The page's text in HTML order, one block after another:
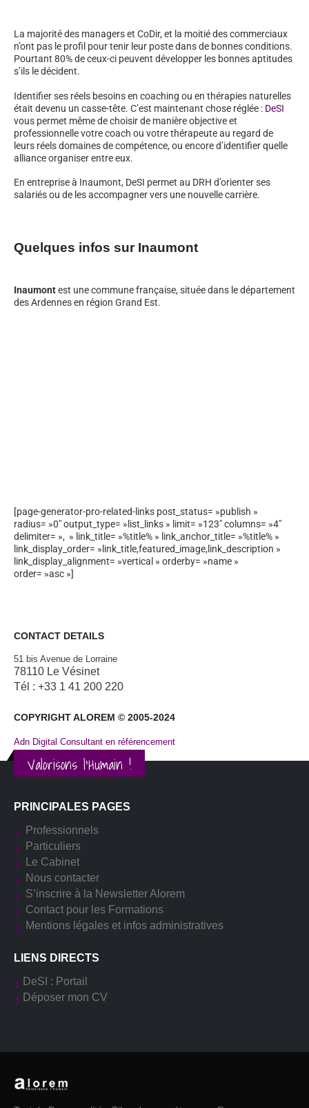
La majorité des managers et CoDir, et la moitié des commerciaux
n’ont pas le profil pour tenir leur poste dans de bonnes conditions.
Pourtant 80% de ceux-ci peuvent développer les bonnes aptitudes
s’ils le décident.
Identifier ses réels besoins en coaching ou en thérapies naturelles
était devenu un casse-tête. C’est maintenant chose réglée : DeSI
vous permet même de choisir de manière objective et
professionnelle votre coach ou votre thérapeute au regard de
leurs réels domaines de compétence, ou encore d’identifier quelle
alliance organiser entre eux.
En entreprise à Inaumont, DeSI permet au DRH d’orienter ses
salariés ou de les accompagner vers une nouvelle carrière.
Quelques infos sur Inaumont
Inaumontest une commune française, située dans le département
des Ardennes en région Grand Est.
[page-generator-pro-related-links post_status= »publish »
radius= »0″ output_type= »list_links » limit= »123″ columns= »4″
delimiter= », » link_title= »%title% » link_anchor_title= »%title% »
link_display_order= »link_title,featured_image,link_description »
link_display_alignment= »vertical » orderby= »name »
order= »asc »]
CONTACT DETAILS
51 bis Avenue de Lorraine
78110 Le Vésinet
Tél : +33 1 41 200 220
COPYRIGHT ALOREM © 2005-2024
Adn Digital Consultant en référencement
Valorisons l'Humain !
PRINCIPALES PAGES
Professionnels
Particuliers
Le Cabinet
Nous contacter
S’inscrire à la Newsletter Alorem
Contact pour les Formations
Mentions légales et infos administratives
LIENS DIRECTS
DeSI : Portail
Déposer mon CV